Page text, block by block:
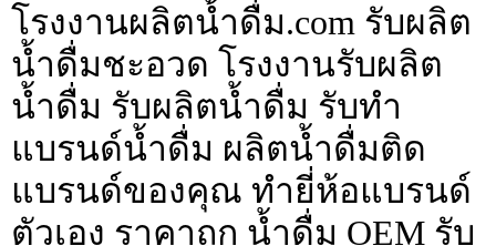
โรงงานผลิตน้ำดื่ม.com รับผลิต
น้ำดื่มชะอวด โรงงานรับผลิต
น้ำดื่ม รับผลิตน้ำดื่ม รับทำ
แบรนด์น้ำดื่ม ผลิตน้ำดื่มติด
แบรนด์ของคุณ ทำยี่ห้อแบรนด์
ตัวเอง ราคาถูก น้ำดื่ม OEM รับ